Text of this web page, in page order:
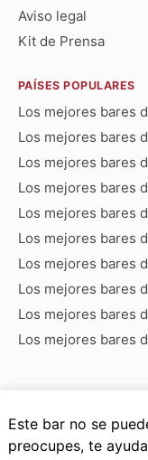
Este bar no se
preocupes, te
Aviso legal
Kit de Prensa
PAÍSES POPULARES
Los mejores bares
Los mejores bares
Los mejores bares
Los mejores bares
Los mejores bares
Los mejores bares
Los mejores bares
Los mejores bares
Los mejores bares
Los mejores bares